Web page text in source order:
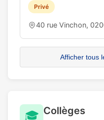
Privé
40 rue Vinchon,
Afficher tous
🎓 Collèges